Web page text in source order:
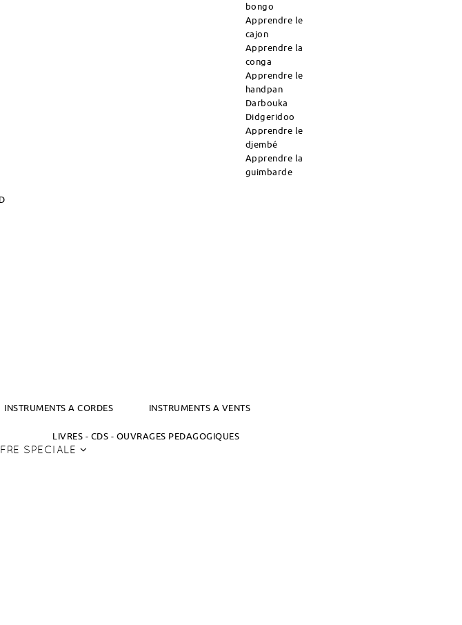
bongo
Apprendre le
cajon
Apprendre la
conga
Apprendre le
handpan
Darbouka
Didgeridoo
Apprendre le
djembé
Apprendre la
guimbarde
INSTRUMENTS A CORDES INSTRUMENTS A VENTS
LIVRES - CDS - OUVRAGES PEDAGOGIQUES
SPECIALE